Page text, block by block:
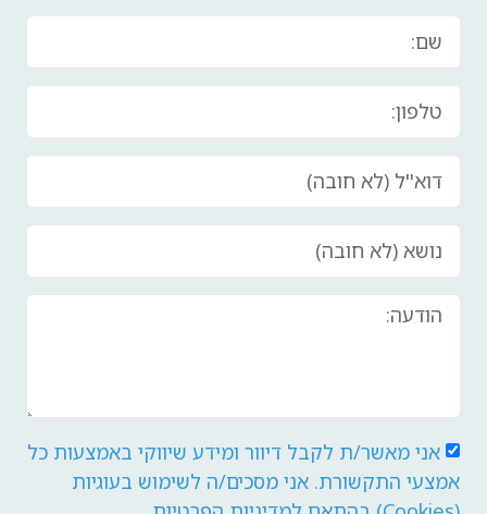
אני מאשר/ת לקבל דיוור ומידע שיווקי באמצעות כל
אמצעי התקשורת. אני מסכים/ה לשימוש בעוגיות